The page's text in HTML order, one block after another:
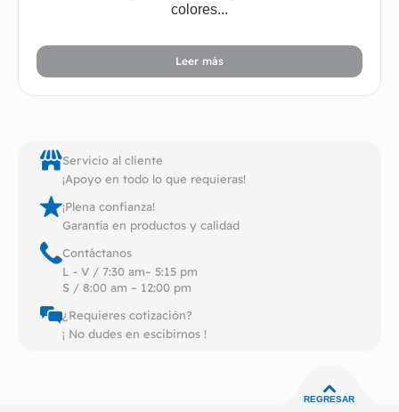
colores...
Leer más
Servicio al cliente
¡Apoyo en todo lo que requieras!
¡Plena confianza!
Garantía en productos y calidad
Contáctanos
L - V / 7:30 am– 5:15 pm
S / 8:00 am – 12:00 pm
¿Requieres cotización?
¡ No dudes en escibirnos !
REGRESAR